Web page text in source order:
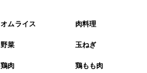
オムライス 肉料理
野菜 玉ねぎ
鶏肉
鶏もも肉